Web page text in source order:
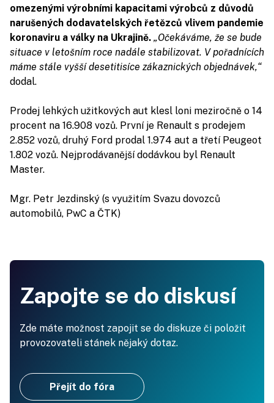
omezenými výrobními kapacitami výrobců z důvodů
narušených dodavatelských řetězců vlivem pandemie
koronaviru a války na Ukrajině. „Očekáváme, že se bude
situace v letošním roce nadále stabilizovat. V pořadnících
máme stále vyšší desetitisíce zákaznických objednávek,“
dodal.
Prodej lehkých užitkových aut klesl loni meziročně o 14
procent na 16.908 vozů. První je Renault s prodejem
2.852 vozů, druhý Ford prodal 1.974 aut a třetí Peugeot
1.802 vozů. Nejprodávanější dodávkou byl Renault
Master.
Mgr. Petr Jezdinský (s využitím Svazu dovozců
automobilů, PwC a ČTK)
Zapojte se do diskusí
Zde máte možnost zapojit se do diskuze či položit
provozovateli stánek nějaký dotaz.
Přejít do fóra